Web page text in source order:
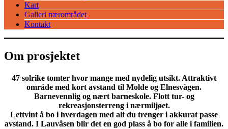
Kart
Galleri nærområdet
Kontakt
Om prosjektet
47 solrike tomter hvor mange med nydelig utsikt. Attraktivt
område med kort avstand til Molde og Elnesvågen.
Barnevennlig og nært barneskole. Flott tur- og
rekreasjonsterreng i nærmiljøet.
Lettvint å bo i hverdagen med alt du trenger i akkurat passe
avstand. I Lauvåsen blir det en god plass å bo for alle i familien.